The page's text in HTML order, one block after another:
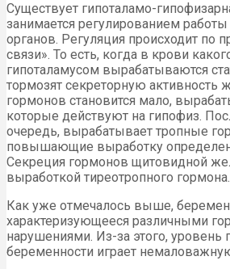
Существует гипоталамо-
занимается регулированием
органов. Регуляция происходит по
связи». То есть, когда в крови
гипоталамусом вырабатываются
тормозят секреторную активность
гормонов становится мало,
которые действуют на гипофиз.
очередь, вырабатывает тропные
повышающие выработку
Секреция гормонов щитовидной
выработкой тиреотропного гормона.
Как уже отмечалось выше,
характеризующееся различными
нарушениями. Из-за этого, уровень
беременности играет